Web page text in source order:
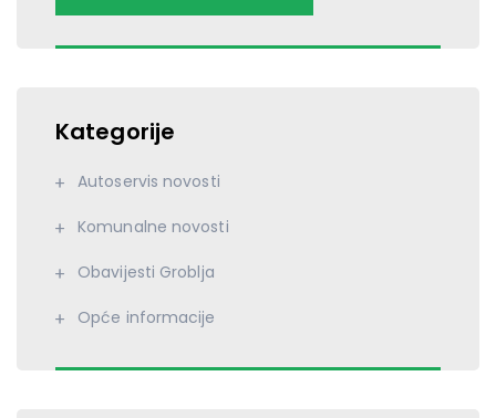
Kategorije
Autoservis novosti
Komunalne novosti
Obavijesti Groblja
Opće informacije